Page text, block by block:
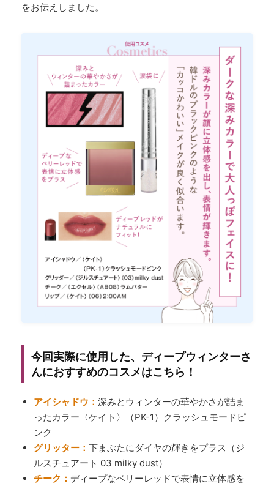
をお伝えしました。
今回実際に使用した、ディープウィンターさ
んにおすすめのコスメはこちら！
アイシャドウ： 深みとウィンターの華やかさが詰ま
ったカラー〈ケイト〉（PK-1）クラッシュモードピ
ンク
グリッター： 下まぶたにダイヤの輝きをプラス（ジ
ルスチュアート 03 milky dust）
チーク： ディープなベリーレッドで表情に立体感を